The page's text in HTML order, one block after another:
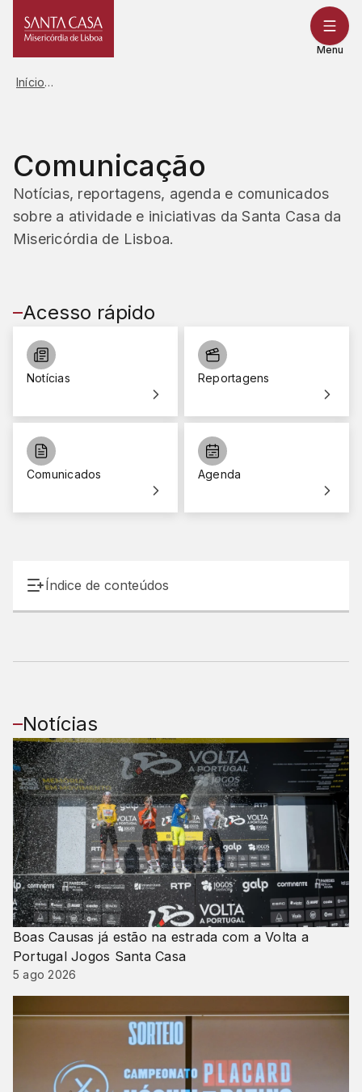
para
Menu
Início
Comunicação
Notícias, reportagens, agenda e comunicados
sobre a atividade e iniciativas da Santa Casa da
Misericórdia de Lisboa.
Acesso rápido
Notícias Reportagens
Comunicados Agenda
Índice de conteúdos
Notícias
Boas Causas já estão na estrada com a Volta a
Portugal Jogos Santa Casa
5 ago 2026